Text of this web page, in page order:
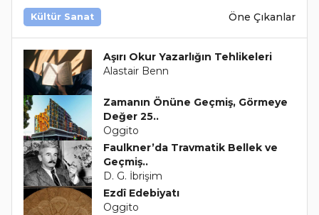
Kültür Sanat Öne Çıkanlar
Aşırı Okur Yazarlığın Tehlikeleri
Alastair Benn
Zamanın Önüne Geçmiş, Görmeye
Değer 25..
Oggito
Faulkner’da Travmatik Bellek ve
Geçmiş..
D. G. İbrişim
Ezdî Edebiyatı
Oggito